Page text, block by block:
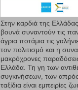
Στην καρδιά της
βουνά συναντούν τις
άγρια ποτάμια τις
τον πολιτισμό και η
μακρόχρονες
Ελλάδα. Τη γη των
συγκινήσεων, των
ταξίδια είναι εμπειρίες